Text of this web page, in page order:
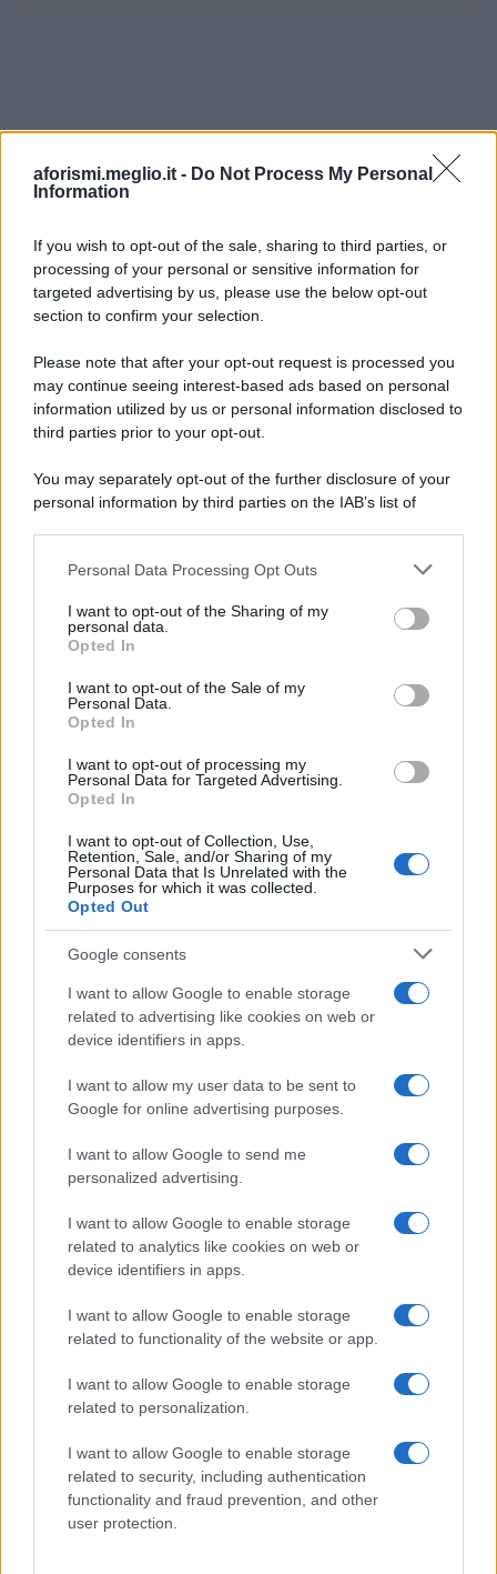
aforismi.meglio.it - Do Not Process My Personal
Information
If you wish to opt-out of the sale, sharing to third parties, or
processing of your personal or sensitive information for
targeted advertising by us, please use the below opt-out
section to confirm your selection.
Please note that after your opt-out request is processed you
may continue seeing interest-based ads based on personal
information utilized by us or personal information disclosed to
third parties prior to your opt-out.
You may separately opt-out of the further disclosure of your
personal information by third parties on the IAB’s list of
This information may also be disclosed by us to third parties
disclose it to other third parties.
Please note that this website/app uses one or more Google
services and may gather and store information including but
not limited to your visit or usage behaviour. You may click to
grant or deny consent to Google and its third-party tags to
consent section.
Personal Data Processing Opt Outs
I want to opt-out of the Sharing of my
personal data.
Opted In
I want to opt-out of the Sale of my
Personal Data.
Opted In
I want to opt-out of processing my
Personal Data for Targeted Advertising.
Opted In
I want to opt-out of Collection, Use,
Retention, Sale, and/or Sharing of my
Personal Data that Is Unrelated with the
Purposes for which it was collected.
Opted Out
Google consents
I want to allow Google to enable storage
related to advertising like cookies on web or
device identifiers in apps.
I want to allow my user data to be sent to
Google for online advertising purposes.
I want to allow Google to send me
personalized advertising.
I want to allow Google to enable storage
related to analytics like cookies on web or
device identifiers in apps.
I want to allow Google to enable storage
related to functionality of the website or app.
I want to allow Google to enable storage
related to personalization.
I want to allow Google to enable storage
related to security, including authentication
functionality and fraud prevention, and other
user protection.
Ricevi LE FRASI PIÙ BELLE via e-mail
E-mail
FRASI
Frasi celebri
Frasi da condividere
Poesie
Frasi dei film
Frasi film più lette
Incipit dei film
Film più cercati
Frasi sul cinema
SERVIZI
Mappa del sito
Cookie Policy
Frasi suddivise per tema
Indice degli autori
Aforismi .meglio.it è l'archivio web dedicato a frasi,
aforismi e citazioni più grande del web (137.905 frasi in
database) • ©2005-2025 • La riproduzione dei testi è
consentita citando la fonte secondo la Licenza